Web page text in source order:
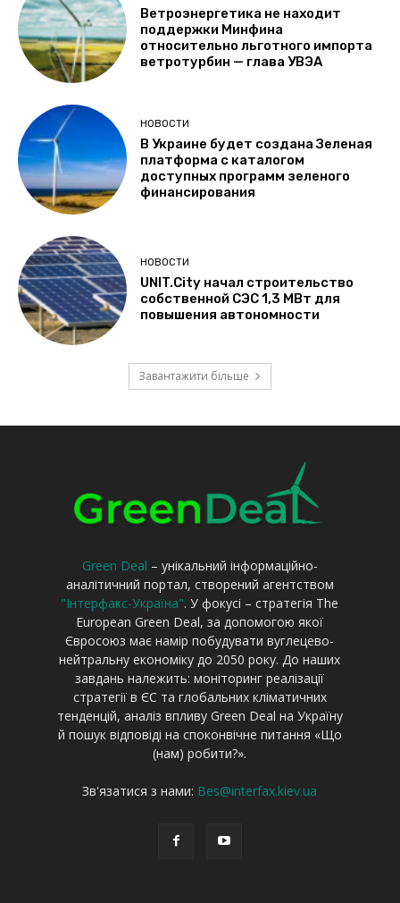
Green Deal – унікальний інформаційно-
аналітичний портал, створений агентством
"Інтерфакс-Україна". У фокусі – стратегія The
European Green Deal, за допомогою якої
Євросоюз має намір побудувати вуглецево-
нейтральну економіку до 2050 року. До наших
завдань належить: моніторинг реалізації
стратегії в ЄС та глобальних кліматичних
тенденцій, аналіз впливу Green Deal на Україну
й пошук відповіді на споконвічне питання «Що
(нам) робити?».
Зв'язатися з нами: Bes@interfax.kiev.ua